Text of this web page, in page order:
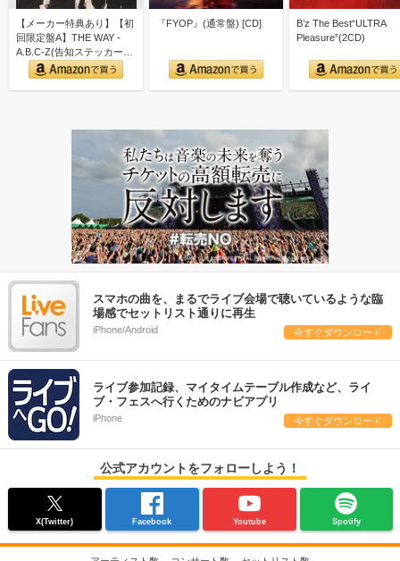
【メーカー特典あり】【初
回限定盤A】THE WAY -
A.B.C-Z(告知ステッカー
ver.A付)
『FYOP』(通常盤) [CD]
B’z The Best“ULTRA
Pleasure”(2CD)
スマホの曲を、まるでライブ会場で聴いているような臨
場感でセットリスト通りに再生
iPhone/Android 今すぐダウンロード
ライブ参加記録、マイタイムテーブル作成など、ライ
ブ・フェスへ行くためのナビアプリ
iPhone 今すぐダウンロード
公式アカウントをフォローしよう！
X(Twitter) Facebook Youtube Spotify